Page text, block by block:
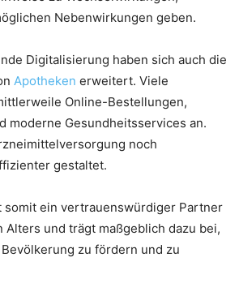
Nebenwirkungen geben.
Digitalisierung haben sich auch die
Apotheken erweitert. Viele
Online-Bestellungen,
moderne Gesundheitsservices an.
noch
gestaltet.
somit ein vertrauenswürdiger Partner
Alters und trägt maßgeblich dazu bei,
zu fördern und zu